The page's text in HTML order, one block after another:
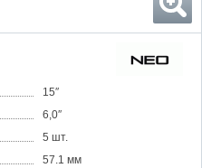
15″
6,0″
5 шт.
57.1 мм